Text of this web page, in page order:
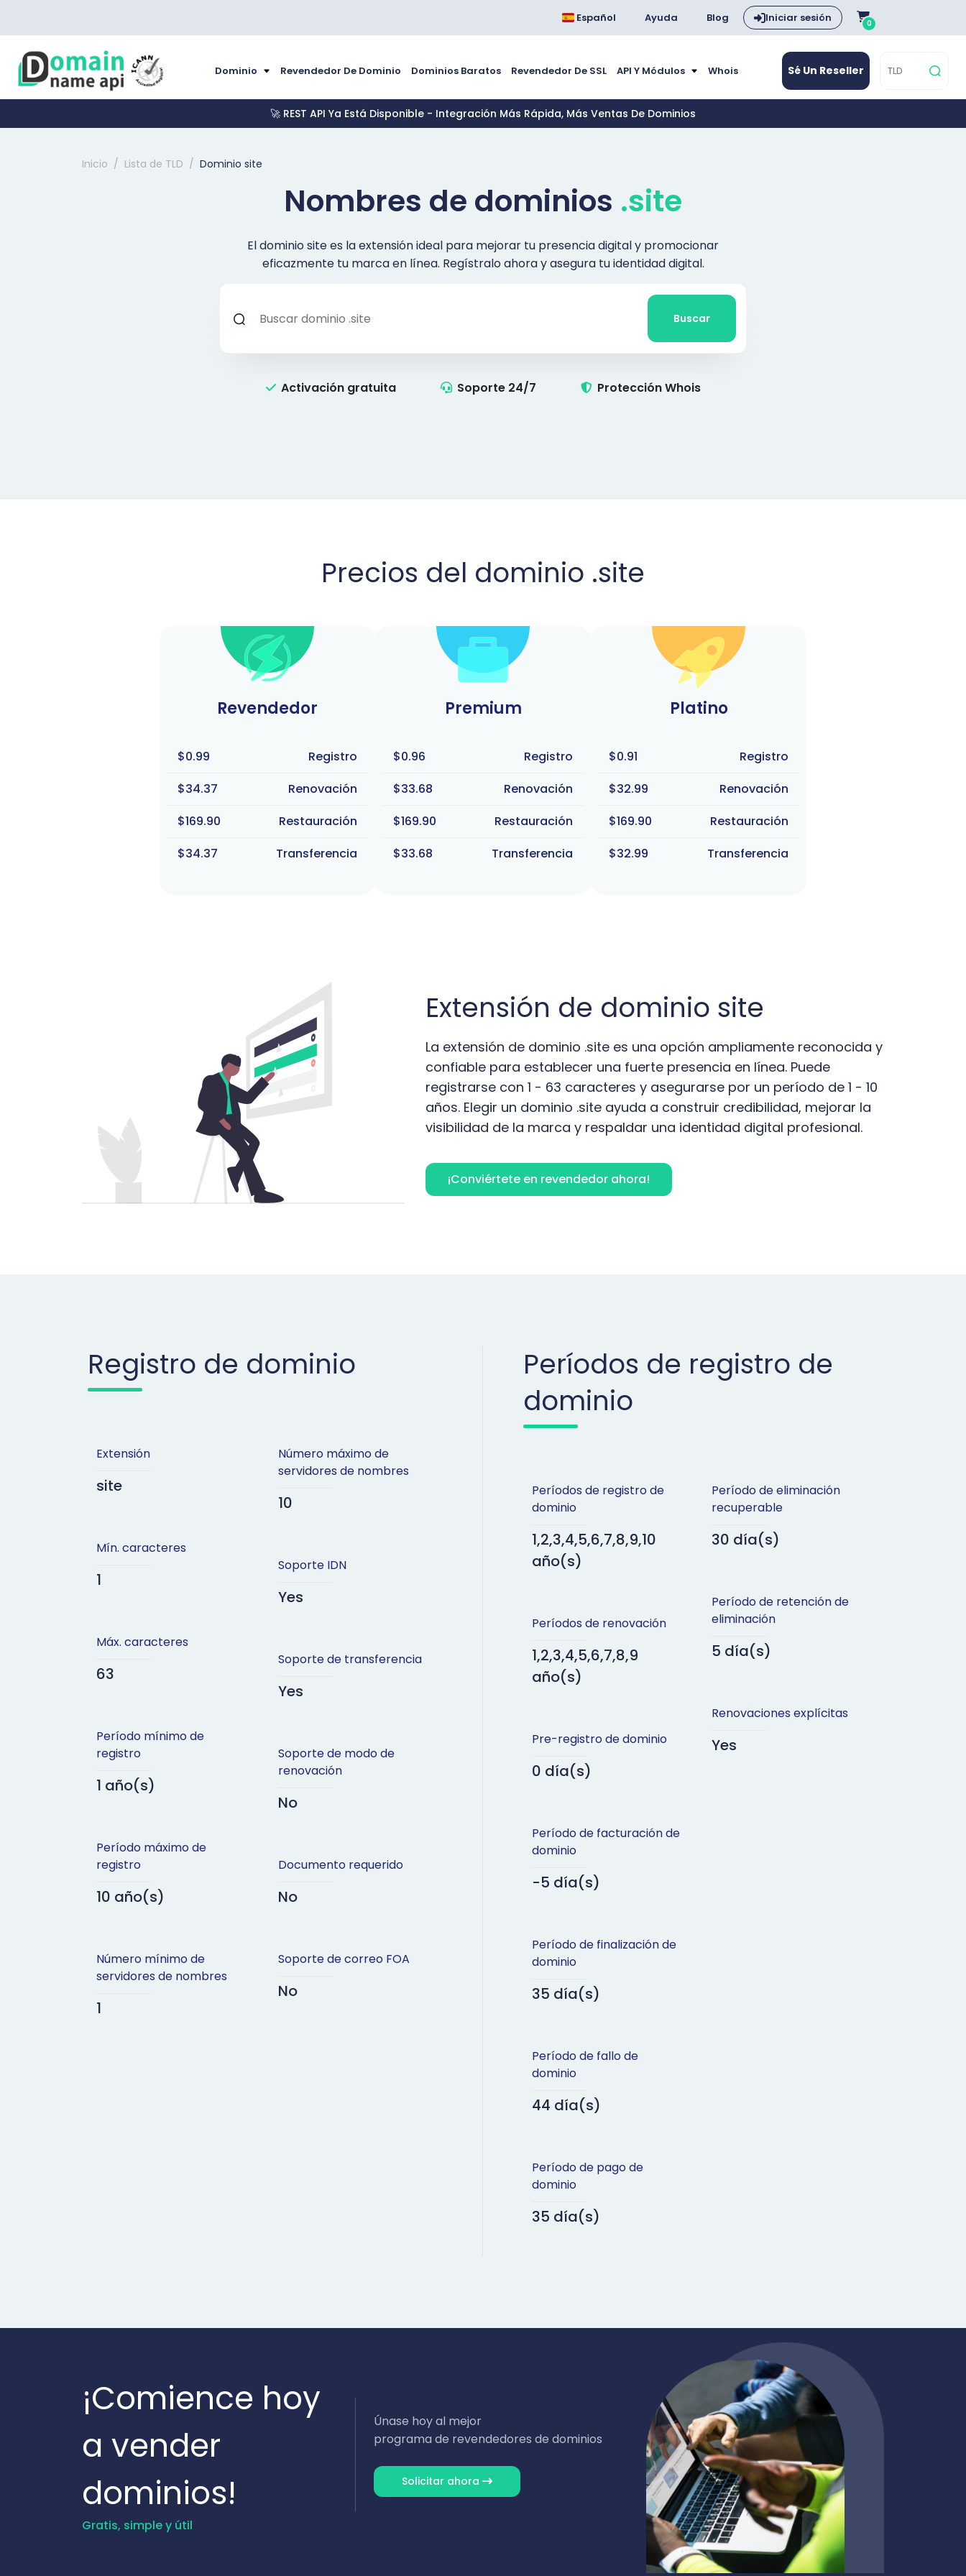
Español Ayuda Blog Iniciar sesión 0
Dominio Revendedor De Dominio Dominios Baratos Revendedor De SSL API Y Módulos Whois Sé Un Reseller
🚀 REST API Ya Está Disponible - Integración Más Rápida, Más Ventas De Dominios
Inicio Lista de TLD Dominio site
Nombres de dominios .site
El dominio site es la extensión ideal para mejorar tu presencia digital y promocionar
eficazmente tu marca en línea. Regístralo ahora y asegura tu identidad digital.
Buscar
Activación gratuita Soporte 24/7 Protección Whois
Precios del dominio .site
Revendedor
$0.99
Registro
$34.37
Renovación
$169.90
Restauración
$34.37
Transferencia
Premium
$0.96
Registro
$33.68
Renovación
$169.90
Restauración
$33.68
Transferencia
Platino
$0.91
Registro
$32.99
Renovación
$169.90
Restauración
$32.99
Transferencia
Extensión de dominio site
La extensión de dominio .site es una opción ampliamente reconocida y
confiable para establecer una fuerte presencia en línea. Puede
registrarse con 1 - 63 caracteres y asegurarse por un período de 1 - 10
años. Elegir un dominio .site ayuda a construir credibilidad, mejorar la
visibilidad de la marca y respaldar una identidad digital profesional.
¡Conviértete en revendedor ahora!
Registro de dominio
Extensión
site
Mín. caracteres
1
Máx. caracteres
63
Período mínimo de
registro
1 año(s)
Período máximo de
registro
10 año(s)
Número mínimo de
servidores de nombres
1
Número máximo de
servidores de nombres
10
Soporte IDN
Yes
Soporte de transferencia
Yes
Soporte de modo de
renovación
No
Documento requerido
No
Soporte de correo FOA
No
Períodos de registro de
dominio
Períodos de registro de
dominio
1,2,3,4,5,6,7,8,9,10
año(s)
Períodos de renovación
1,2,3,4,5,6,7,8,9
año(s)
Pre-registro de dominio
0 día(s)
Período de facturación de
dominio
-5 día(s)
Período de finalización de
dominio
35 día(s)
Período de fallo de
dominio
44 día(s)
Período de pago de
dominio
35 día(s)
Período de eliminación
recuperable
30 día(s)
Período de retención de
eliminación
5 día(s)
Renovaciones explícitas
Yes
¡Comience hoy
a vender
dominios!
Gratis, simple y útil
Únase hoy al mejor
programa de revendedores de dominios
Solicitar ahora